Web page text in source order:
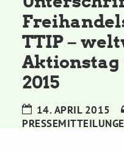
Grünes Zentrum
Personen
Sylvia Rietenberg, MdB
Dorothea
TTIP –
Aktionstag
2015
14. APRIL 2015